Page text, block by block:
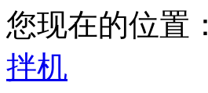
您现在的位置：
拌机